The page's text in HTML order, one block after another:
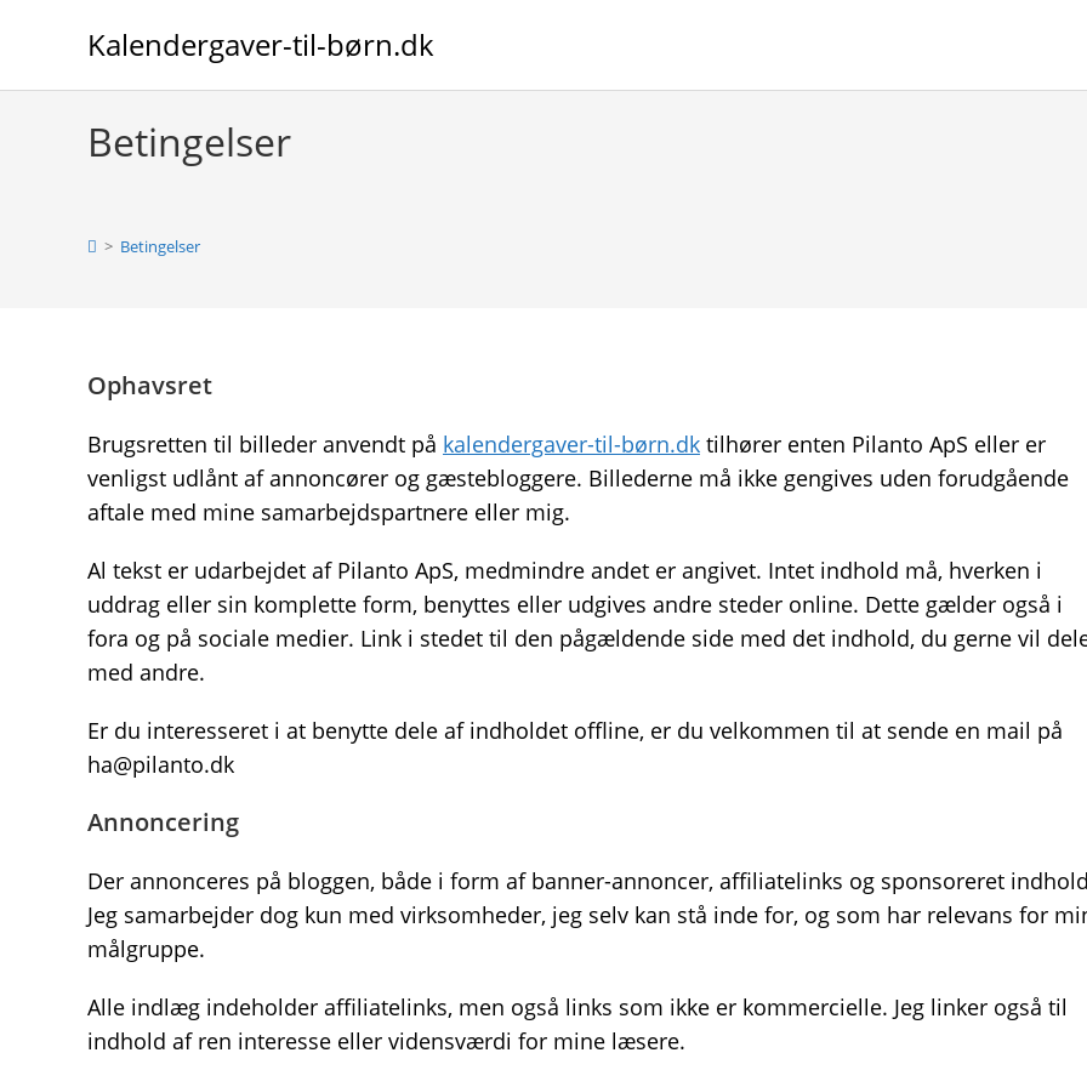
Kalendergaver-til-børn.dk
Betingelser
> Betingelser
Ophavsret
Brugsretten til billeder anvendt på kalendergaver-til-børn.dk tilhører enten Pilanto ApS eller er
venligst udlånt af annoncører og gæstebloggere. Billederne må ikke gengives uden forudgående
aftale med mine samarbejdspartnere eller mig.
Al tekst er udarbejdet af Pilanto ApS, medmindre andet er angivet. Intet indhold må, hverken i
uddrag eller sin komplette form, benyttes eller udgives andre steder online. Dette gælder også i
fora og på sociale medier. Link i stedet til den pågældende side med det indhold, du gerne vil
med andre.
Er du interesseret i at benytte dele af indholdet offline, er du velkommen til at sende en mail på
ha@pilanto.dk
Annoncering
Der annonceres på bloggen, både i form af banner-annoncer, affiliatelinks og sponsoreret
Jeg samarbejder dog kun med virksomheder, jeg selv kan stå inde for, og som har relevans for
målgruppe.
Alle indlæg indeholder affiliatelinks, men også links som ikke er kommercielle. Jeg linker også til
indhold af ren interesse eller vidensværdi for mine læsere.